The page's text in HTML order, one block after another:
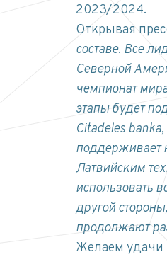
2023/2024.
Открывая
составе. Все
Северной
чемпионат
этапы будет
Citadeles
поддерживает
Латвийским
использовать
другой
продолжают
Желаем удачи